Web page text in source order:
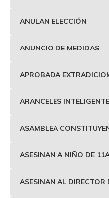
ANULAN ELECCIÓN
ANUNCIO DE MEDIDAS
APROBADA
ARANCELES
ASAMBLEA
ASESINAN A NIÑO DE
ASESINAN AL DIRECTOR